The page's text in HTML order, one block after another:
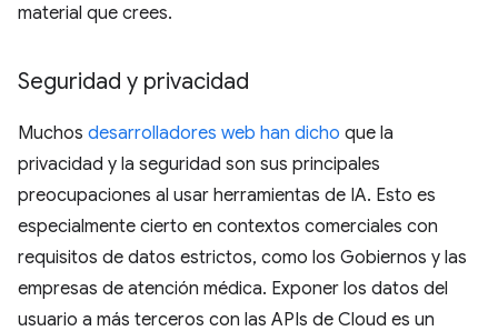
material que crees.
Seguridad y privacidad
Muchos desarrolladores web han dicho que la
privacidad y la seguridad son sus principales
preocupaciones al usar herramientas de IA. Esto es
especialmente cierto en contextos comerciales con
requisitos de datos estrictos, como los Gobiernos y las
empresas de atención médica. Exponer los datos del
usuario a más terceros con las APIs de Cloud es un